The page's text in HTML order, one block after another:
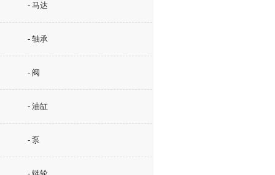
- 马达
- 轴承
- 阀
- 油缸
- 泵